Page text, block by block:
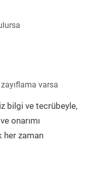
varsa
bilgi ve tecrübeyle,
onarımı
her zaman